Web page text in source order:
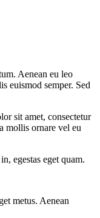
Aenean eu leo
euismod semper. Sed
sit amet, consectetur
mollis ornare vel eu
egestas eget quam.
metus. Aenean